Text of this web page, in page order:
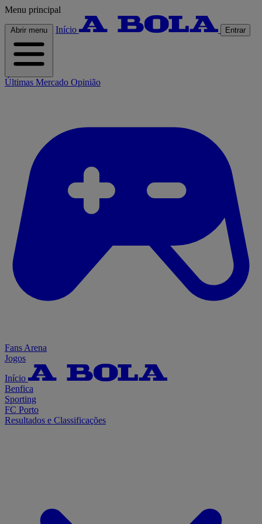
Menu principal
Abrir menu Início Entrar
Últimas Mercado Opinião
Fans Arena
Jogos
Início
Benfica
Sporting
FC Porto
Resultados e Classificações